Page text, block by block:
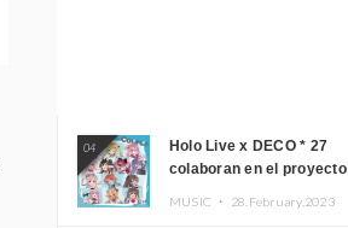
04
Holo Live x DECO * 27
colaboran en el proyecto
MUSIC ・ 28.February.2023